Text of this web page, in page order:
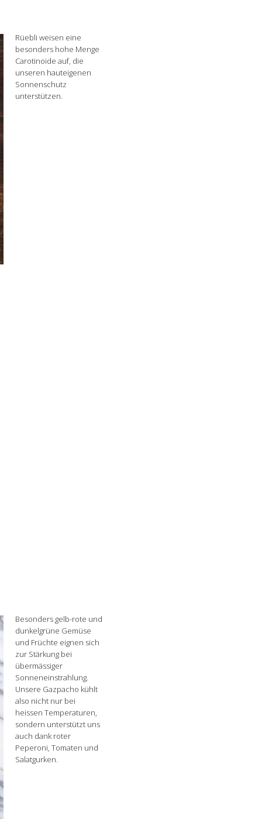
Rüebli weisen eine
besonders hohe Menge
Carotinoide auf, die
unseren hauteigenen
Sonnenschutz
unterstützen.
Besonders gelb-rote und
dunkelgrüne Gemüse
und Früchte eignen sich
zur Stärkung bei
übermässiger
Sonneneinstrahlung.
Unsere Gazpacho kühlt
also nicht nur bei
heissen Temperaturen,
sondern unterstützt uns
auch dank roter
Peperoni, Tomaten und
Salatgurken.